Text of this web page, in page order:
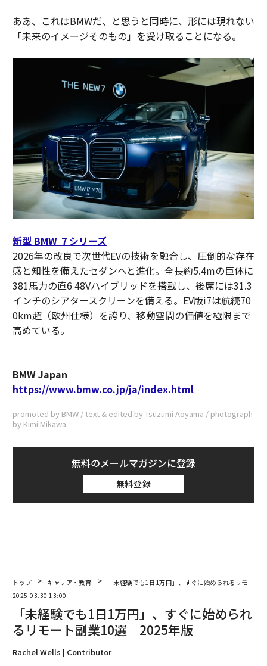
ああ、これはBMWだ、と思うと同時に、形には現れない
「未来のイメージそのもの」を受け取ることになる。
新型 BMW ７シリーズ
2026年の改良で次世代EVの技術を融合し、圧倒的な存在
感と知性を備えたセダンへと進化。全長約5.4mの巨体に
381馬力の直6 48Vハイブリッドを搭載し、後席には31.3
インチのシアタースクリーンを備える。EV版i7は航続70
0km超（欧州仕様）を誇り、移動空間の価値を極限まで
高めている。
BMW Japan
https://www.bmw.co.jp/ja/index.html
promoted by BMW / text & edited by Tsuzumi Aoyama / photograph
by Kimi Mikawa
無料のメールマガジンに登録
無料登録
トップ キャリア・教育
「未経験でも1日1万円」、すぐに始められるリモー
2025.03.30 13:00
「未経験でも1日1万円」、すぐに始められ
るリモート副業10選 2025年版
Rachel Wells | Contributor